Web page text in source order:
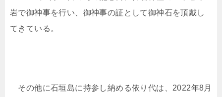
岩で御神事を行い、御神事の証として御神石を頂戴し
てきている。
その他に石垣島に持参し納める依り代は、2022年8月